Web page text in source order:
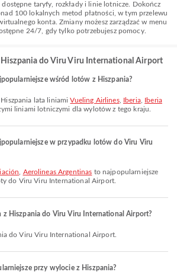
taryfy, rozkłady i linie lotnicze. Dokończ
100 lokalnych metod płatności, w tym przelewu
konta. Zmiany możesz zarządzać w menu
24/7, gdy tylko potrzebujesz pomocy.
Hiszpania do Viru Viru International Airport
wśród lotów z Hiszpania?
Hiszpania lata liniamiVueling Airlines, Iberia, Iberia
liniami lotniczymi dla wylotów z tego kraju.
w przypadku lotów do Viru Viru
Aerolineas Argentinas to najpopularniejsze
do Viru Viru International Airport.
z Hiszpania do Viru Viru International Airport?
do Viru Viru International Airport.
przy wylocie z Hiszpania?